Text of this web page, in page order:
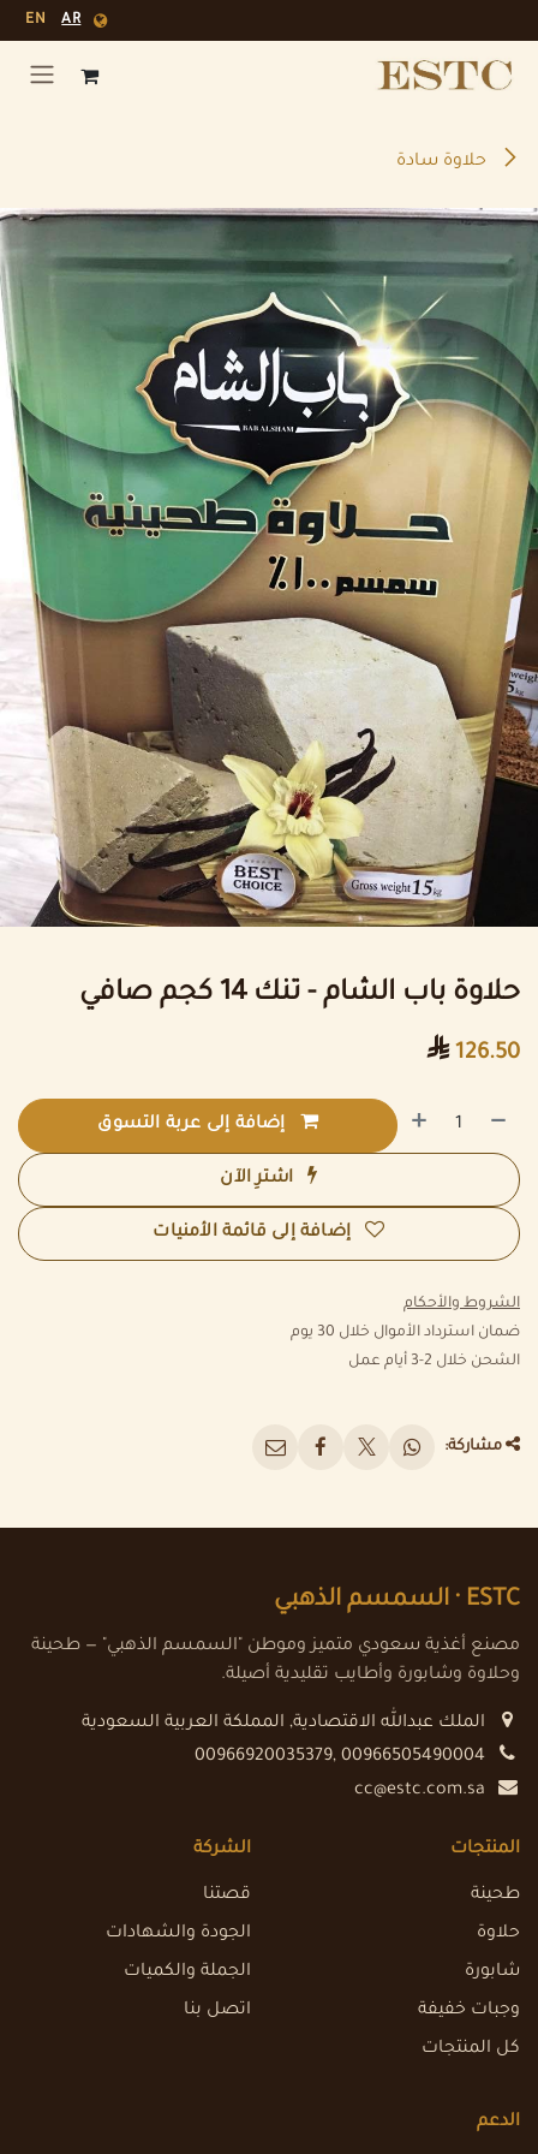
AR
EN
حلاوة سادة
حلاوة باب الشام - تنك 14 كجم صافي
126.50

إضافة إلى عربة التسوق
اشترِ الآن
إضافة إلى قائمة الأمنيات
الشروط والأحكام
ضمان استرداد الأموال خلال 30 يوم
الشحن خلال 2-3 أيام عمل
مشاركة:
ESTC · السمسم الذهبي
مصنع أغذية سعودي متميز وموطن "السمسم الذهبي" — طحينة
وحلاوة وشابورة وأطايب تقليدية أصيلة.
الملك عبدالله الاقتصادية, المملكة العربية السعودية
00966920035379, 00966505490004
cc@estc.com.sa
المنتجات
طحينة
حلاوة
شابورة
وجبات خفيفة
كل المنتجات
الشركة
قصتنا
الجودة والشهادات
الجملة والكميات
اتصل بنا
الدعم